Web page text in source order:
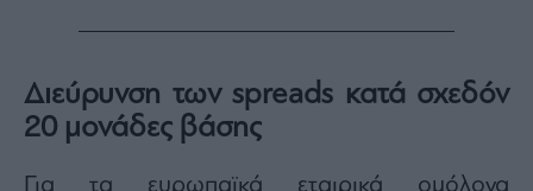
Διεύρυνση των spreads κατά σχεδόν
20 μονάδες βάσης
Για τα ευρωπαϊκά εταιρικά ομόλογα